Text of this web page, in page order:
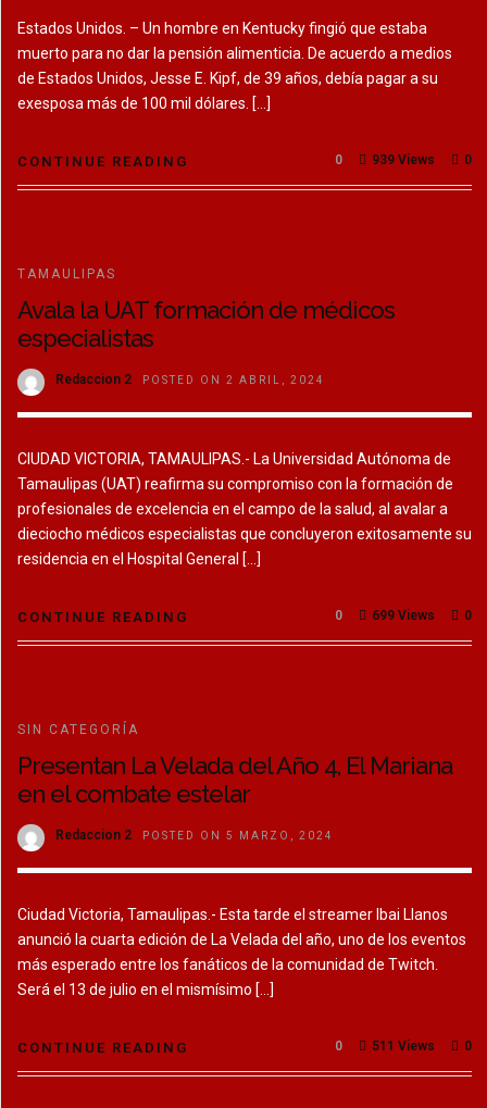
Estados Unidos. – Un hombre en Kentucky fingió que estaba
muerto para no dar la pensión alimenticia. De acuerdo a medios
de Estados Unidos, Jesse E. Kipf, de 39 años, debía pagar a su
exesposa más de 100 mil dólares. […]
CONTINUE READING 0
939 Views
0
TAMAULIPAS
Avala la UAT formación de médicos
especialistas
Redaccion 2 POSTED ON 2 ABRIL, 2024
CIUDAD VICTORIA, TAMAULIPAS.- La Universidad Autónoma de
Tamaulipas (UAT) reafirma su compromiso con la formación de
profesionales de excelencia en el campo de la salud, al avalar a
dieciocho médicos especialistas que concluyeron exitosamente su
residencia en el Hospital General […]
CONTINUE READING 0
699 Views
0
SIN CATEGORÍA
Presentan La Velada del Año 4, El Mariana
en el combate estelar
Redaccion 2 POSTED ON 5 MARZO, 2024
Ciudad Victoria, Tamaulipas.- Esta tarde el streamer Ibai Llanos
anunció la cuarta edición de La Velada del año, uno de los eventos
más esperado entre los fanáticos de la comunidad de Twitch.
Será el 13 de julio en el mismísimo […]
CONTINUE READING 0
511 Views
0